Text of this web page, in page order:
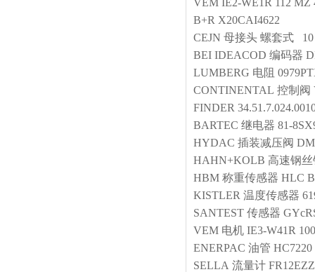
VEM IE2-WE1R 112 MZ
B+R X20CAI4622
CEJN 母接头 螺套式 10
BEI IDEACOD 编码器
LUMBERG 电阻
CONTINENTAL 控制阀
FINDER
BARTEC 继电器 81-
HYDAC 插装减压阀
HAHN+KOLB 高速钢
HBM 称重传感器 HLC
KISTLER 温度传感器
SANTEST 传感器
VEM 电机 IE3-W41R
ENERPAC 油管
SELLA 流量计